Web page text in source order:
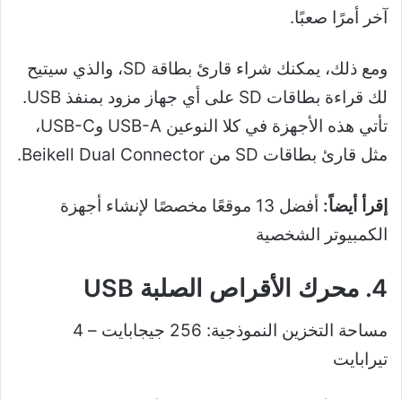
آخر أمرًا صعبًا.
ومع ذلك، يمكنك شراء قارئ بطاقة SD، والذي سيتيح
لك قراءة بطاقات SD على أي جهاز مزود بمنفذ USB.
تأتي هذه الأجهزة في كلا النوعين USB-A وUSB-C،
مثل قارئ بطاقات SD من Beikell Dual Connector.
إقرأ أيضاً:
أفضل 13 موقعًا مخصصًا لإنشاء أجهزة
الكمبيوتر الشخصية
4. محرك الأقراص الصلبة USB
مساحة التخزين النموذجية: 256 جيجابايت – 4
تيرابايت